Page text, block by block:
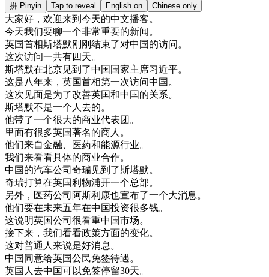
拼 Pinyin Tap to reveal English on Chinese only
大家好 ， 欢迎来到 今天的中文播客。
今天我们要聊一个非常重要的新闻。
英国首相斯塔默刚刚 结束了对中国的访问。
这次访问一共有四天。
斯塔默在北京见到 了中国 国家主席习近平。
这是八年来 ， 英国首相第一次访问中国。
这次 见面是为了改善英国和中国的关系。
斯塔默不是一个人去的。
他带了一个很大的商业代表团 。
里面有很多英国著名的商人。
他们来自金融、 医药和能源行业。
我们来看看具体的商业合作。
中国的汽车公司 奇瑞见到 了斯塔默。
奇瑞打算在英国利物浦开一个总部。
另外 ， 医药公司 阿斯利 康也宣布了一个大消息。
他们要在未来五年在中国投资很多钱。
这说明英国公司 很看重中国市场。
接下来 ， 我们看看政策方面的变化。
这对普通 人来说是好消息。
中国 同意给英国公民免签待遇。
英国 人去中国可以免签停留30天。